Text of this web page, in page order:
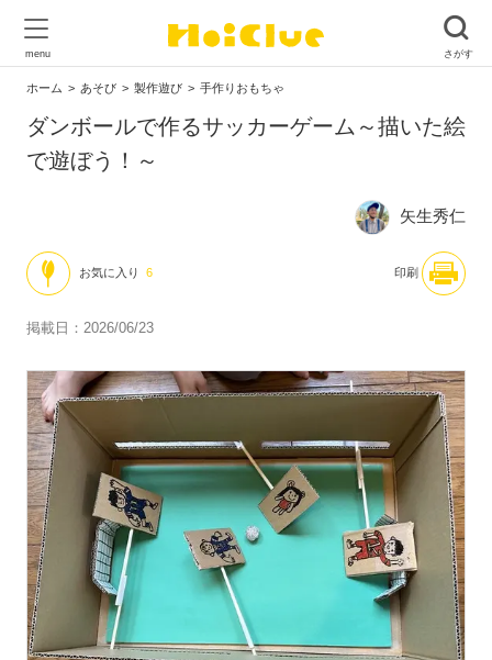
ホーム あそび 製作遊び 手作りおもちゃ
ダンボールで作るサッカーゲーム～描いた絵
で遊ぼう！～
矢生秀仁
お気に入り 6 印刷
掲載日：2026/06/23